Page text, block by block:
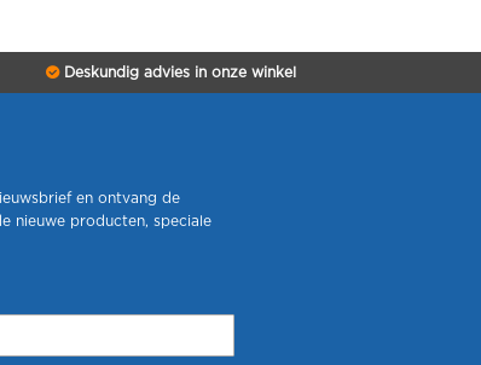
Deskundig advies in onze winkel
en ontvang de
nieuwe producten, speciale